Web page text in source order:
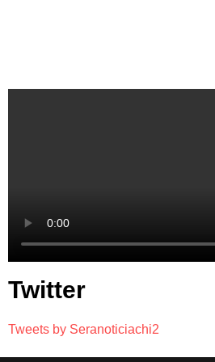
Twitter
Tweets by Seranoticiachi2